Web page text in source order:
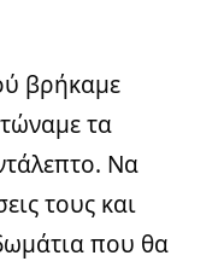
βρήκαμε
τα
Να
τους και
που θα